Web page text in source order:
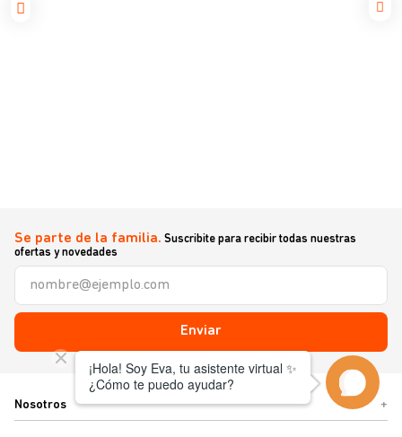
Se parte de la familia. Suscribite para recibir todas nuestras
ofertas y novedades
Enviar
Nosotros +